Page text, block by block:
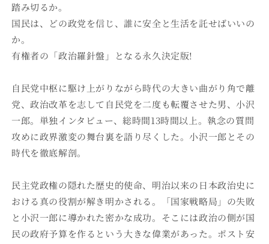
踏み切るか。
国民は、どの政党を信じ、誰に安全と生活を託せばいいの
か。
有権者の「政治羅針盤」となる永久決定版!
自民党中枢に駆け上がりながら時代の大きい曲がり角で離
党、政治改革を志して自民党を二度も転覆させた男、小沢
一郎。単独インタビュー、総時間13時間以上。執念の質問
攻めに政界激変の舞台裏を語り尽くした。小沢一郎とその
時代を徹底解剖。
民主党政権の隠れた歴史的使命、明治以来の日本政治史に
おける真の役割が解き明かされる。「国家戦略局」の失敗
と小沢一郎に導かれた密かな成功。そこには政治の側が国
民の政府予算を作るという大きな偉業があった。ポスト安